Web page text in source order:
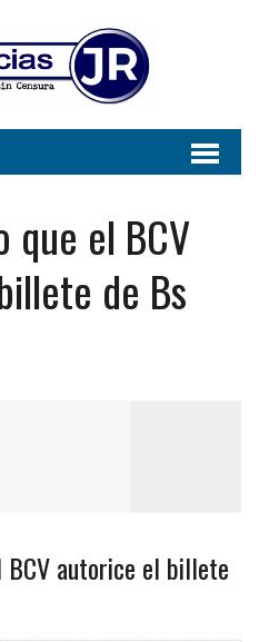
que el BCV
de Bs
BCV autorice el billete